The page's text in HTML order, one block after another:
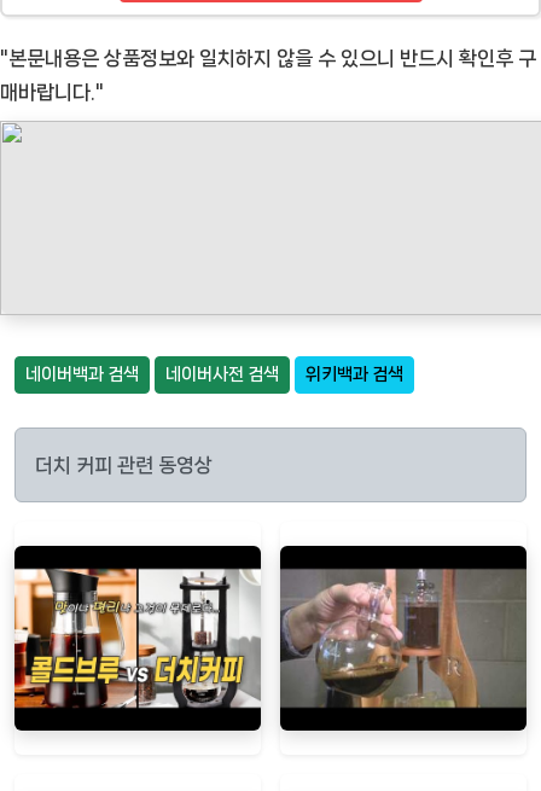
"본문내용은 상품정보와 일치하지 않을 수 있으니 반드시 확인후 구
매바랍니다."
네이버백과 검색 네이버사전 검색 위키백과 검색
더치 커피 관련 동영상